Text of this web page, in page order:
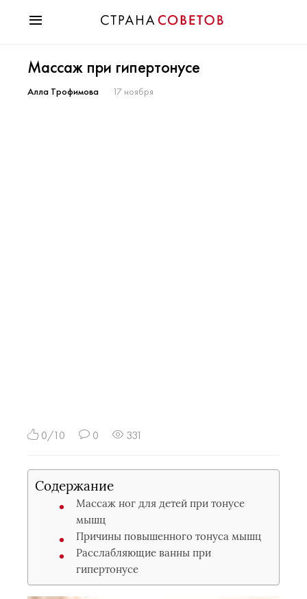
Мода
Звезды
Массаж при гипертонусе
Алла Трофимова 17 ноября
0/10 0 331
Содержание
Массаж ног для детей при тонусе
мышц
Причины повышенного тонуса мышц
Расслабляющие ванны при
гипертонусе